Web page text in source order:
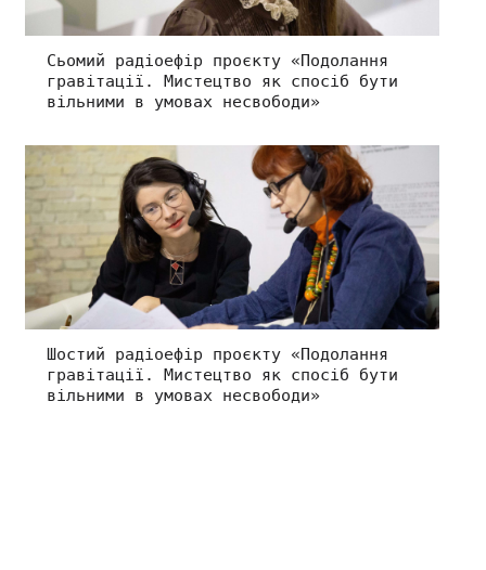
Сьомий радіоефір проєкту «Подолання
гравітації. Мистецтво як спосіб бути
вільними в умовах несвободи»
Шостий радіоефір проєкту «Подолання
гравітації. Мистецтво як спосіб бути
вільними в умовах несвободи»